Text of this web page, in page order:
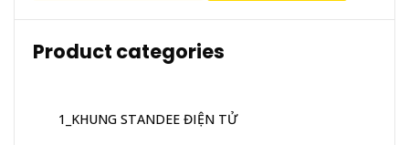
Product categories
1_KHUNG STANDEE ĐIỆN TỬ